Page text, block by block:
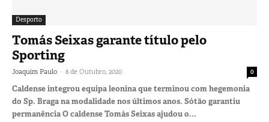
Desporto
Tomás Seixas garante título pelo
Sporting
Joaquim Paulo - 8 de Outubro, 2020 0
Caldense integrou equipa leonina que terminou com hegemonia
do Sp. Braga na modalidade nos últimos anos. Sótão garantiu
permanência O caldense Tomás Seixas ajudou o...